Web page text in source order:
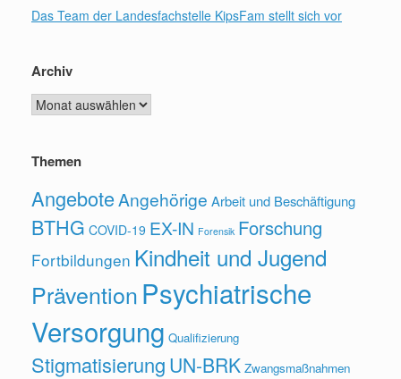
Das Team der Landesfachstelle KipsFam stellt sich vor
Archiv
Archiv
Themen
AngeboteAngehörige Arbeit und Beschäftigung
BTHG COVID-19 EX-IN Forensik Forschung
Fortbildungen Kindheit und Jugend
PräventionPsychiatrische
Versorgung Qualifizierung
Stigmatisierung UN-BRK Zwangsmaßnahmen